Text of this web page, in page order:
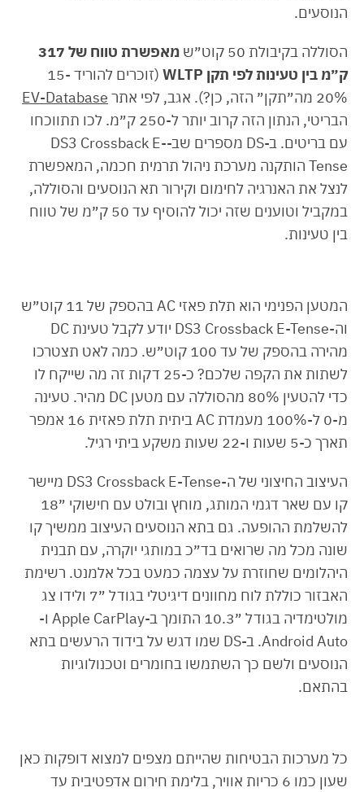
הנוסעים.
הסוללה בקיבולת 50 קוט״ש
מאפשרת טווח של 317
ק״מ בין טעינות לפי תקן WLTP
(זוכרים להוריד 15-
20% מה״תקן״ הזה, כן?). אגב, לפי אתר
EV-Database
הבריטי, הנתון הזה קרוב יותר ל-250 ק״מ. לכו תתווכחו
עם בריטים. ב-DS מספרים שב-DS3 Crossback E-
Tense הותקנה מערכת ניהול תרמית חכמה, המאפשרת
לנצל את האנרגיה לחימום וקירור תא הנוסעים והסוללה,
במקביל וטוענים שזה יכול להוסיף עד 50 ק״מ של טווח
בין טעינות.
המטען הפנימי הוא תלת פאזי AC בהספק של 11 קוט״ש
וה-DS3 Crossback E-Tense יודע לקבל טעינת DC
מהירה בהספק של עד 100 קוט״ש. כמה לאט תצטרכו
לשתות את הקפה שלכם? כ-25 דקות זה מה שייקח לו
כדי להטעין 80% מהסוללה עם מטען DC מהיר. טעינה
מ-0 ל-100% מעמדת AC ביתית תלת פאזית 16 אמפר
תארך כ-5 שעות ו-22 שעות משקע ביתי רגיל.
העיצוב החיצוני של ה-DS3 Crossback E-Tense מיישר
קו עם שאר דגמי המותג, מוחץ ובולט עם חישוקי ״18
להשלמת ההופעה. גם בתא הנוסעים העיצוב ממשיך קו
שונה מכל מה שרואים בד״כ במותגי יוקרה, עם תבנית
היהלומים שחוזרת על עצמה כמעט בכל אלמנט. רשימת
האבזור כוללת לוח מחוונים דיגיטלי בגודל ״7 ולידו צג
מולטימדיה בגודל ״10.3 התומך ב-Apple CarPlay ו-
Android Auto. ב-DS שמו דגש על בידוד הרעשים בתא
הנוסעים ולשם כך השתמשו בחומרים וטכנולוגיות
בהתאם.
כל מערכות הבטיחות שהייתם מצפים למצוא דופקות כאן
שעון כמו 6 כריות אוויר, בלימת חירום אדפטיבית עד